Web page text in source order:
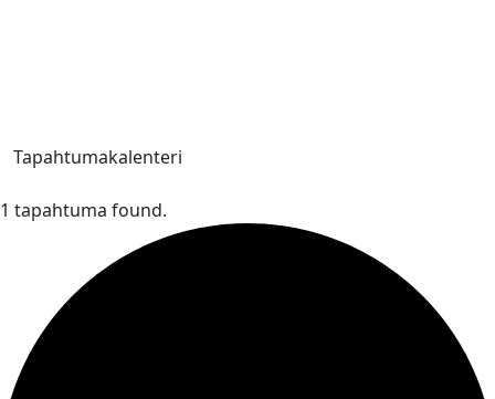
Tapahtumakalenteri
1 tapahtuma found.